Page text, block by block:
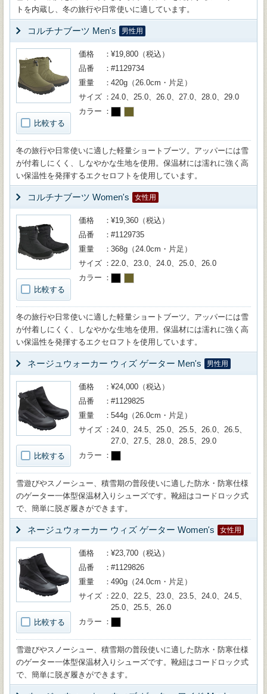
トを内蔵し、冬の旅行や日常使いに適しています。
コルチナブーツ Men's 男性用
比較する
価格
¥19,800（税込）
品番
#1129734
重量
420g（26.0cm・片足）
サイズ
24.0、25.0、26.0、27.0、28.0、29.0
カラー
冬の旅行や日常使いに適した軽量ショートブーツ。アッパーには雪
が付着しにくく、しなやかな生地を使用。保温材には濡れに強く高
い保温性を発揮するエクセロフトを使用しています。
コルチナブーツ Women's 女性用
比較する
価格
¥19,360（税込）
品番
#1129735
重量
368g（24.0cm・片足）
サイズ
22.0、23.0、24.0、25.0、26.0
カラー
冬の旅行や日常使いに適した軽量ショートブーツ。アッパーには雪
が付着しにくく、しなやかな生地を使用。保温材には濡れに強く高
い保温性を発揮するエクセロフトを使用しています。
ネージュウォーカー ウィズ ゲーター Men's 男性用
比較する
価格
¥24,000（税込）
品番
#1129825
重量
544g（26.0cm・片足）
サイズ
24.0、24.5、25.0、25.5、26.0、26.5、
27.0、27.5、28.0、28.5、29.0
カラー
雪遊びやスノーシュー、積雪期の普段使いに適した防水・防寒仕様
のゲーター一体型保温材入りシューズです。靴紐はコードロック式
で、簡単に脱ぎ履きができます。
ネージュウォーカー ウィズ ゲーター Women's 女性用
比較する
価格
¥23,700（税込）
品番
#1129826
重量
490g（24.0cm・片足）
サイズ
22.0、22.5、23.0、23.5、24.0、24.5、
25.0、25.5、26.0
カラー
雪遊びやスノーシュー、積雪期の普段使いに適した防水・防寒仕様
のゲーター一体型保温材入りシューズです。靴紐はコードロック式
で、簡単に脱ぎ履きができます。